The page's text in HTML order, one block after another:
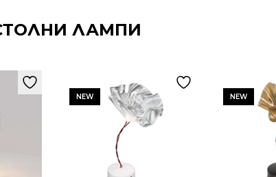
ЛАМПИ
NEW NEW